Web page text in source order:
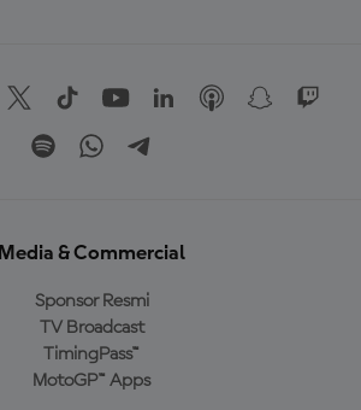
Media & Commercial
Sponsor Resmi
TV Broadcast
TimingPass™
MotoGP™ Apps